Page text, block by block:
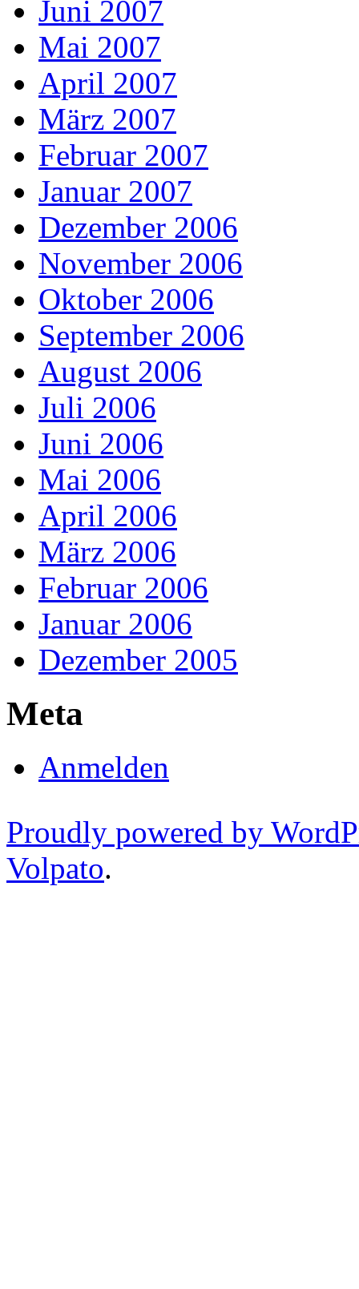
Juni 2007
Mai 2007
April 2007
März 2007
Februar 2007
Januar 2007
Dezember 2006
November 2006
Oktober 2006
September 2006
August 2006
Juli 2006
Juni 2006
Mai 2006
April 2006
März 2006
Februar 2006
Januar 2006
Dezember 2005
Meta
Anmelden
Proudly powered by
Volpato.